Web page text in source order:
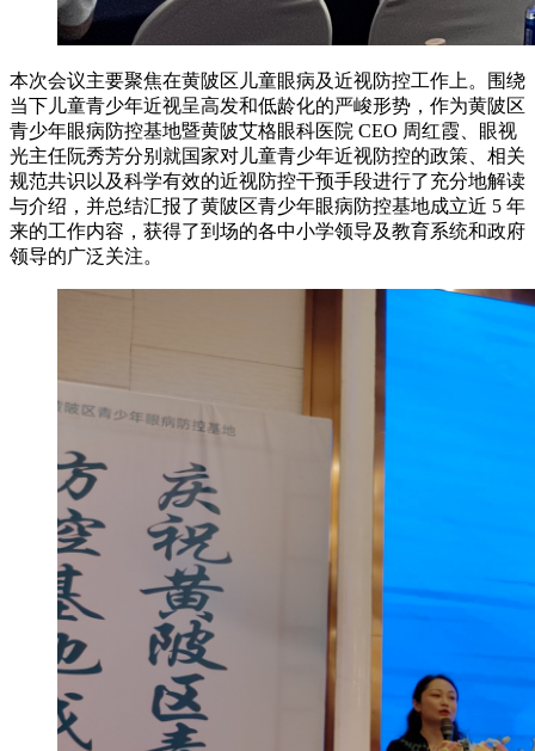
本次会议主要聚焦在黄陂区儿童眼病及近视防控工作上。围绕
当下儿童青少年近视呈高发和低龄化的严峻形势，作为黄陂区
青少年眼病防控基地暨黄陂艾格眼科医院 CEO 周红霞、眼视
光主任阮秀芳分别就国家对儿童青少年近视防控的政策、相关
规范共识以及科学有效的近视防控干预手段进行了充分地解读
与介绍，并总结汇报了黄陂区青少年眼病防控基地成立近 5 年
来的工作内容，获得了到场的各中小学领导及教育系统和政府
领导的广泛关注。